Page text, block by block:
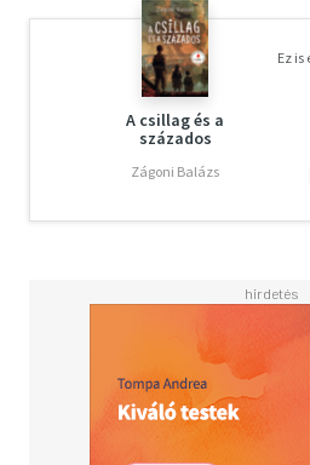
A csillag és a
százados
Zágoni Balázs
Ez